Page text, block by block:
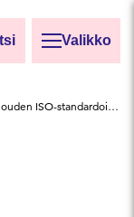
Valikko
Kiertotalouden ISO-standardointi alkanut